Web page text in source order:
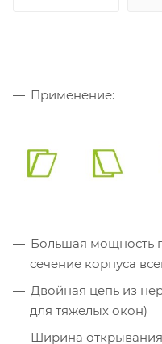
Применение:
Большая мощность
сечение корпуса
Двойная цепь из
для тяжелых окон)
Ширина